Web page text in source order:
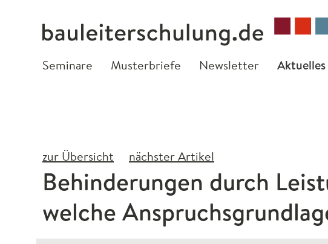
Seminare Musterbriefe Newsletter Aktuelles
zur Übersicht nächster Artikel
Behinderungen durch
welche